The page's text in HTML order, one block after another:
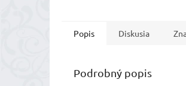
Popis Diskusia
Podrobný popis